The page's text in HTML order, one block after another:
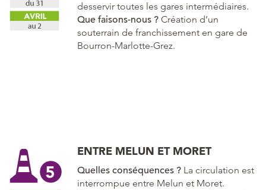
desservir toutes les gares intermédiaires.
Que faisons-nous ? Création d’un
souterrain de franchissement en gare de
Bourron-Marlotte-Grez.
ENTRE MELUN ET MORET
Quelles conséquences ? La circulation est
interrompue entre Melun et Moret.